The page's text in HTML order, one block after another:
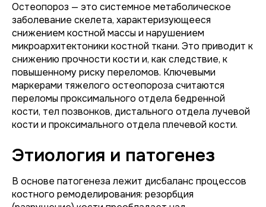
Остеопороз — это системное метаболическое
заболевание скелета, характеризующееся
снижением костной массы и нарушением
микроархитектоники костной ткани. Это приводит к
снижению прочности кости и, как следствие, к
повышенному риску переломов. Ключевыми
маркерами тяжелого остеопороза считаются
переломы проксимального отдела бедренной
кости, тел позвонков, дистального отдела лучевой
кости и проксимального отдела плечевой кости.
Этиология и патогенез
В основе патогенеза лежит дисбаланс процессов
костного ремоделирования: резорбция